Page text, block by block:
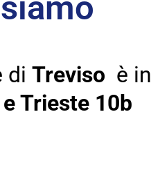
di Treviso è in
Trieste 10b